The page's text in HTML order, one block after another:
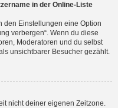
in der Online-Liste
den Einstellungen eine Option
verbergen“. Wenn du diese
Moderatoren und du selbst
unsichtbarer Besucher gezählt.
nicht deiner eigenen Zeitzone.